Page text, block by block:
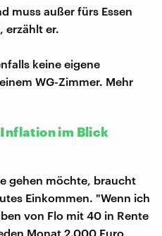
muss außer fürs Essen
erzählt er.
keine eigene
WG-Zimmer. Mehr
im Blick
gehen möchte, braucht
Einkommen. "Wenn ich
von Flo mit 40 in Rente
Monat 2.000 Euro